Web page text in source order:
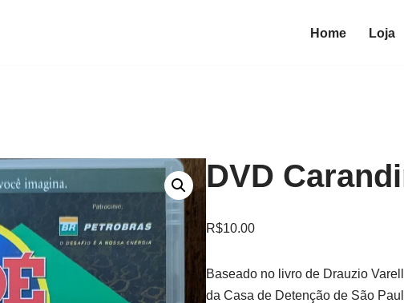
Home Loja
DVD
R$10.00
Baseado no livro de Drauzio
da Casa de Detenção de São